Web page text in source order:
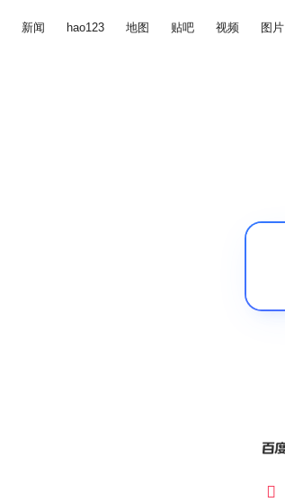
新闻 hao123 地图 贴吧 视频 图片
